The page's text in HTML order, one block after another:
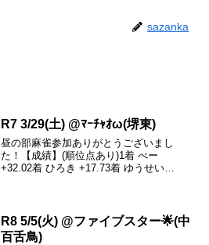
sazanka
R7 3/29(土) @ﾏｰﾁｬｵω(堺東)
昼の部麻雀参加ありがとうございまし
た！【成績】(順位点あり)1着 べー
+32.02着 ひろき +17.73着 ゆうせい
R8 5/5(火) @ファイブスター🌟(中
百舌鳥)